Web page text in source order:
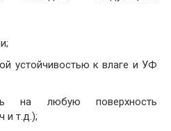
устойчивостью к влаге и УФ
на любую поверхность
и т.д.);